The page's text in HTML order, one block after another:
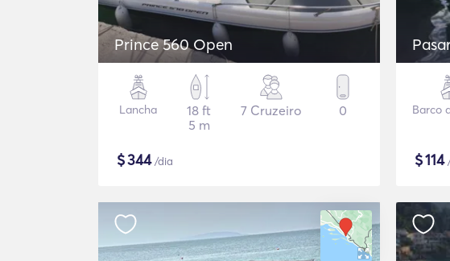
Prince 560 Open
Lancha
18 ft
5 m
7 Cruzeiro 0
$344/dia
Barco
$114/